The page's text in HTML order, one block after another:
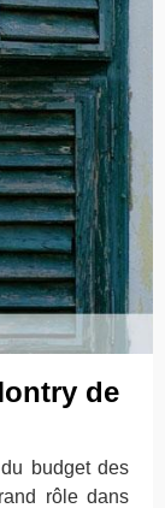
de
budget des
rôle dans